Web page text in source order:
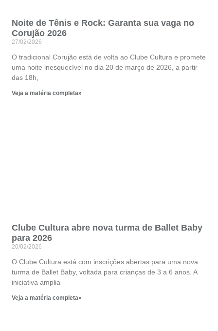
Noite de Tênis e Rock: Garanta sua vaga no
Corujão 2026
27/02/2026
O tradicional Corujão está de volta ao Clube Cultura e promete
uma noite inesquecível no dia 20 de março de 2026, a partir
das 18h,
Veja a matéria completa»
Clube Cultura abre nova turma de Ballet Baby
para 2026
20/02/2026
O Clube Cultura está com inscrições abertas para uma nova
turma de Ballet Baby, voltada para crianças de 3 a 6 anos. A
iniciativa amplia
Veja a matéria completa»